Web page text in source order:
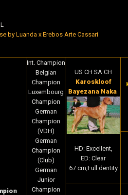
by Luanda x Erebos Arte Cassari
Int. Champion
Belgian
Champion
Luxembourg
Champion
German
Champion
(VDH)
German
Champion
(Club)
German
Junior
Champion
US CH SA CH
Karoskloof
Bayezana Naka
HD: Excellent,
ED: Clear
67 cm,Full dentity